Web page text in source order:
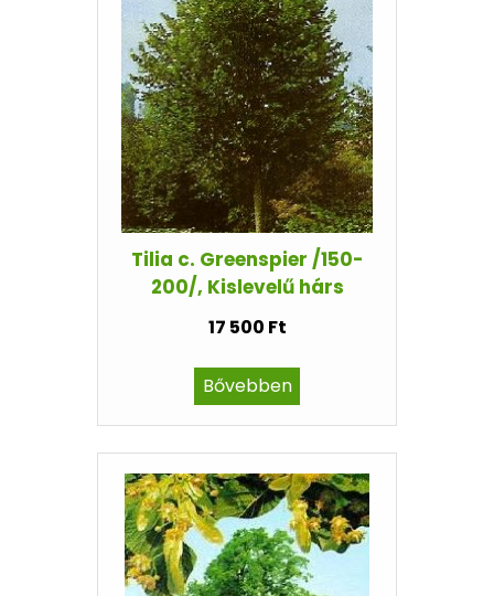
Tilia c. Greenspier /150-
200/, Kislevelű hárs
17 500 Ft
Bővebben